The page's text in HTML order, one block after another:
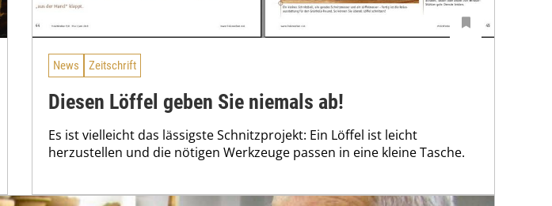
News Zeitschrift
Diesen Löffel geben Sie niemals ab!
Es ist vielleicht das lässigste Schnitzprojekt: Ein Löffel ist leicht
herzustellen und die nötigen Werkzeuge passen in eine kleine Tasche.